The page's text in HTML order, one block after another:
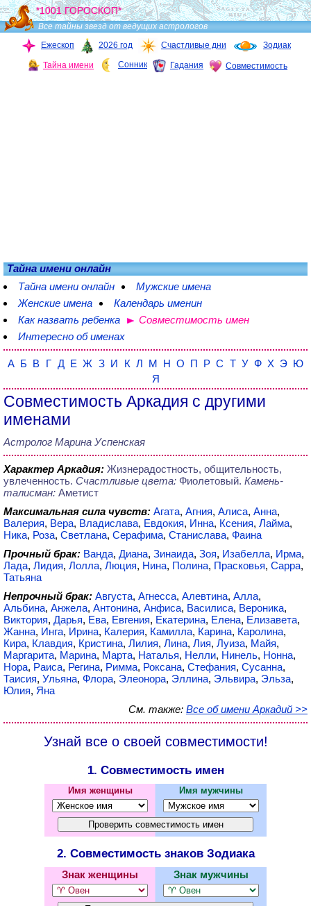
*1001 ГОРОСКОП*
Все тайны звезд от ведущих астрологов
Ежескоп
2026 год Счастливые дни Зодиак
Тайна имени Сонник Гадания Совместимость
Тайна имени онлайн
Тайна имени онлайн
Мужские имена
Женские имена
Календарь именин
Как назвать ребенка
Совместимость имен
Интересно об именах
А Б В Г Д Е Ж З И К Л М Н О П Р С Т У Ф Х Э Ю
Я
Совместимость Аркадия с другими
именами
Астролог Марина Успенская
Характер Аркадия: Жизнерадостность, общительность,
увлеченность. Счастливые цвета: Фиолетовый. Камень-
талисман: Аметист
Максимальная сила чувств: Агата, Агния, Алиса, Анна,
Валерия, Вера, Владислава, Евдокия, Инна, Ксения, Лайма,
Ника, Роза, Светлана, Серафима, Станислава, Фаина
Прочный брак: Ванда, Диана, Зинаида, Зоя, Изабелла, Ирма,
Лада, Лидия, Лолла, Люция, Нина, Полина, Прасковья, Сарра,
Татьяна
Непрочный брак: Августа, Агнесса, Алевтина, Алла,
Альбина, Анжела, Антонина, Анфиса, Василиса, Вероника,
Виктория, Дарья, Ева, Евгения, Екатерина, Елена, Елизавета,
Жанна, Инга, Ирина, Калерия, Камилла, Карина, Каролина,
Кира, Клавдия, Кристина, Лилия, Лина, Лия, Луиза, Майя,
Маргарита, Марина, Марта, Наталья, Нелли, Нинель, Нонна,
Нора, Раиса, Регина, Римма, Роксана, Стефания, Сусанна,
Таисия, Ульяна, Флора, Элеонора, Эллина, Эльвира, Эльза,
Юлия, Яна
См. также: Все об имени Аркадий >>
Узнай все о своей совместимости!
1. Совместимость имен
Имя женщины Имя мужчины
2. Совместимость знаков Зодиака
Знак женщины Знак мужчины